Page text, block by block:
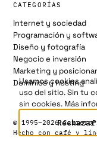
CATEGORÍAS
Internet y sociedad
Programación y
Diseño y fotografía
Negocio e inversión
Marketing y
Dominios y hosting
© 1995–2026 Carrero
Hecho con café y
Usamos cookies
uso del sitio. Sin tu
sin cookies. Más
Rechazar